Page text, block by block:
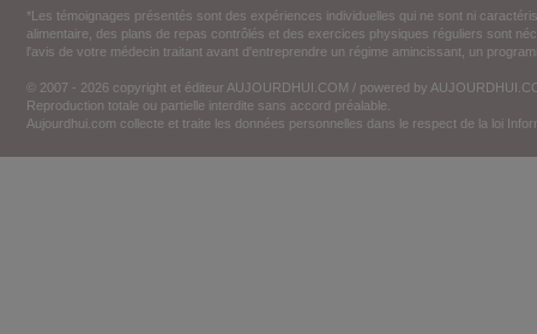
*Les témoignages présentés sont des expériences individuelles qui ne sont ni
alimentaire, des plans de repas contrôlés et des exercices physiques réguliers sont
l'avis de votre médecin traitant avant d'entreprendre un régime amincissant, un
© 2007 - 2026 copyright et éditeur AUJOURDHUI.COM / powered by
Reproduction totale ou partielle interdite sans accord préalable.
Aujourdhui.com collecte et traite les données personnelles dans le respect de la loi